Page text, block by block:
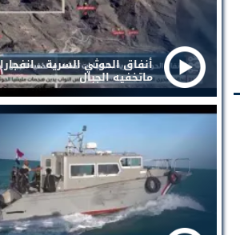
أنفاق الحوثي السرية ..
ماتخفيه الجبال